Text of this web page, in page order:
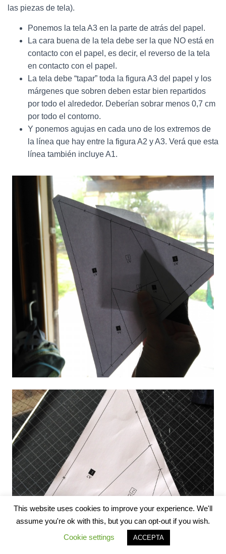
las piezas de tela).
Ponemos la tela A3 en la parte de atrás del papel.
La cara buena de la tela debe ser la que NO está en
contacto con el papel, es decir, el reverso de la tela
en contacto con el papel.
La tela debe “tapar” toda la figura A3 del papel y los
márgenes que sobren deben estar bien repartidos
por todo el alrededor. Deberían sobrar menos 0,7 cm
por todo el contorno.
Y ponemos agujas en cada uno de los extremos de
la línea que hay entre la figura A2 y A3. Verá que esta
línea también incluye A1.
This website uses cookies to improve your experience. We'll
assume you're ok with this, but you can opt-out if you wish.
Cookie settings
ACCEPTA